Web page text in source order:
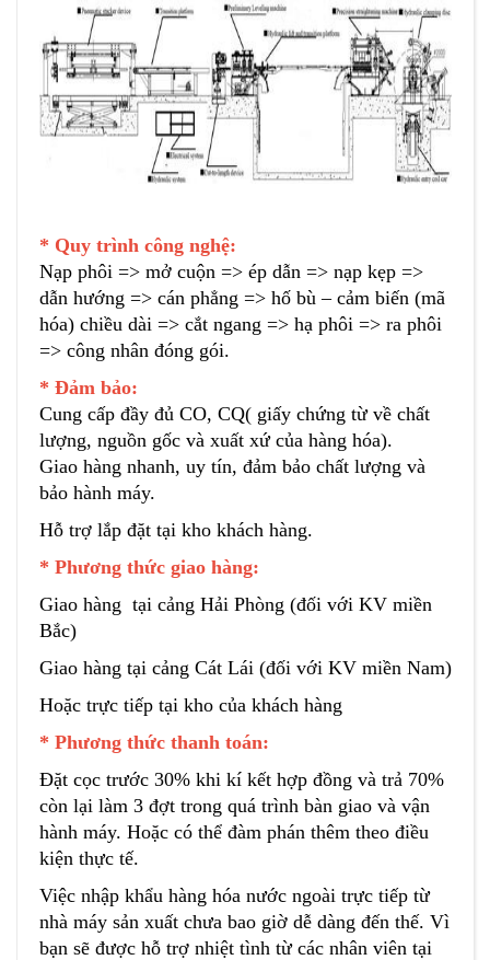
* Quy trình công nghệ:
Nạp phôi => mở cuộn => ép dẫn => nạp kẹp =>
dẫn hướng => cán phẳng => hố bù – cảm biến (mã
hóa) chiều dài => cắt ngang => hạ phôi => ra phôi
=> công nhân đóng gói.
* Đảm bảo:
Cung cấp đầy đủ CO, CQ( giấy chứng từ về chất
lượng, nguồn gốc và xuất xứ của hàng hóa).
Giao hàng nhanh, uy tín, đảm bảo chất lượng và
bảo hành máy.
Hỗ trợ lắp đặt tại kho khách hàng.
* Phương thức giao hàng:
Giao hàng tại cảng Hải Phòng (đối với KV miền
Bắc)
Giao hàng tại cảng Cát Lái (đối với KV miền Nam)
Hoặc trực tiếp tại kho của khách hàng
* Phương thức thanh toán:
Đặt cọc trước 30% khi kí kết hợp đồng và trả 70%
còn lại làm 3 đợt trong quá trình bàn giao và vận
hành máy. Hoặc có thể đàm phán thêm theo điều
kiện thực tế.
Việc nhập khẩu hàng hóa nước ngoài trực tiếp từ
nhà máy sản xuất chưa bao giờ dễ dàng đến thế. Vì
bạn sẽ được hỗ trợ nhiệt tình từ các nhân viên tại